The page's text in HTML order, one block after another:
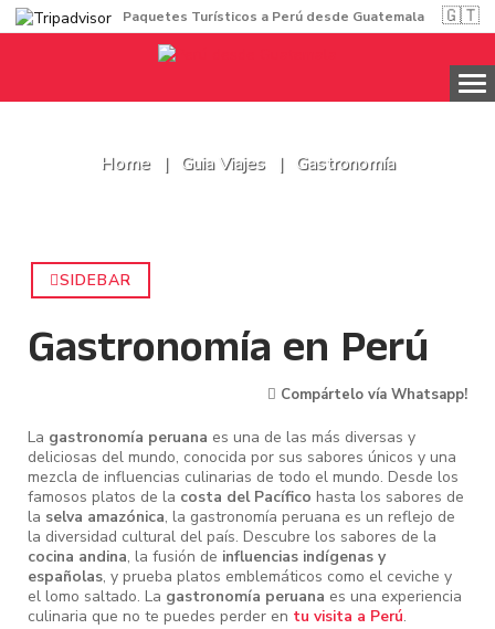
Paquetes Turísticos a Perú desde Guatemala 🇬🇹
Home Guia Viajes Gastronomía
SIDEBAR
Gastronomía en Perú
Compártelo vía Whatsapp!
La gastronomía peruana es una de las más diversas y
deliciosas del mundo, conocida por sus sabores únicos y una
mezcla de influencias culinarias de todo el mundo. Desde los
famosos platos de la costa del Pacífico hasta los sabores de
la selva amazónica, la gastronomía peruana es un reflejo de
la diversidad cultural del país. Descubre los sabores de la
cocina andina, la fusión de influencias indígenas y
españolas, y prueba platos emblemáticos como el ceviche y
el lomo saltado. La gastronomía peruana es una experiencia
culinaria que no te puedes perder en tu visita a Perú.